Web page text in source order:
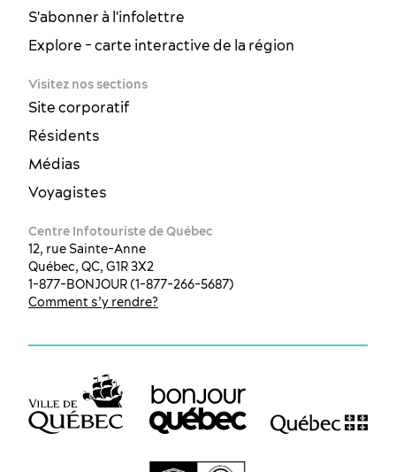
S'abonner à l'infolettre
Explore - carte interactive de la région
Visitez nos sections
Site corporatif
Résidents
Médias
Voyagistes
Centre Infotouriste de Québec
12, rue Sainte-Anne
Québec, QC, G1R 3X2
1-877-BONJOUR (1-877-266-5687)
Comment s’y rendre?